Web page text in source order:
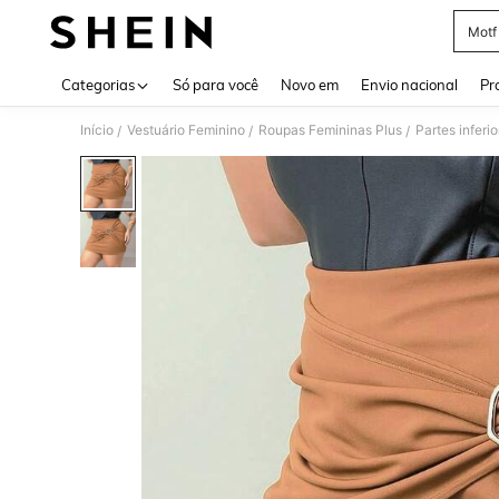
Motf
Categorias Só para você Novo em Envio nacional
Início / Vestuário Feminino / Roupas Femininas Plus / Partes